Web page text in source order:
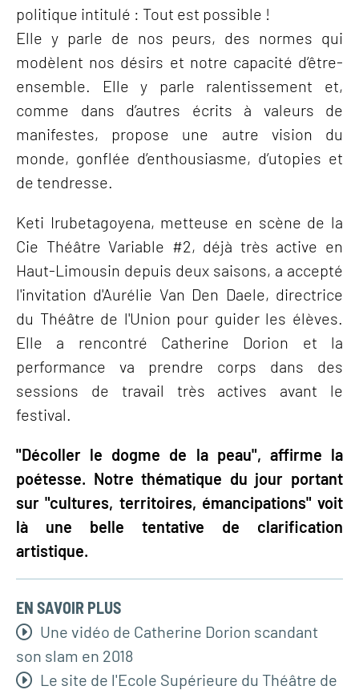
politique intitulé : Tout est possible !
Elle y parle de nos peurs, des normes qui
modèlent nos désirs et notre capacité d’être-
ensemble. Elle y parle ralentissement et,
comme dans d’autres écrits à valeurs de
manifestes, propose une autre vision du
monde, gonflée d’enthousiasme, d’utopies et
de tendresse.
Keti Irubetagoyena, metteuse en scène de la
Cie Théâtre Variable #2, déjà très active en
Haut-Limousin depuis deux saisons, a accepté
l'invitation d'Aurélie Van Den Daele, directrice
du Théâtre de l'Union pour guider les élèves.
Elle a rencontré Catherine Dorion et la
performance va prendre corps dans des
sessions de travail très actives avant le
festival.
"Décoller le dogme de la peau", affirme la
poétesse. Notre thématique du jour portant
sur "cultures, territoires, émancipations" voit
là une belle tentative de clarification
artistique.
EN SAVOIR PLUS
Une vidéo de Catherine Dorion scandant
son slam en 2018
Le site de l'Ecole Supérieure du Théâtre de